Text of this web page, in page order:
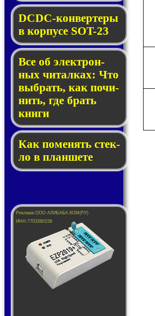
DCDC-кон­вер­те­ры
в кор­пу­се SOT-23
Все об элек­трон­
ных чи­тал­ках: Что
выб­рать, как по­чи­
нить, где брать
кни­ги
Как по­ме­нять стек­
ло в планшете